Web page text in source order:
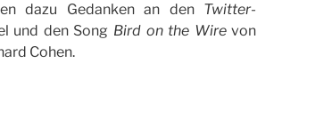
dazu Gedanken an den Twitter-
und den Song Bird on the Wirevon
Cohen.